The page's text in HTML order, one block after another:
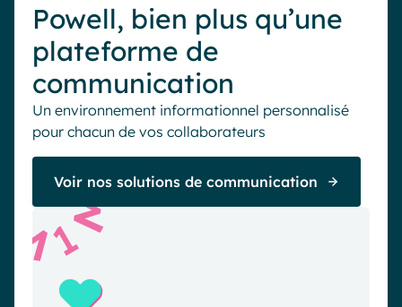
Powell, bien plus qu’une
plateforme de
communication
Un environnement informationnel personnalisé
pour chacun de vos collaborateurs
Voir nos solutions de communication
1